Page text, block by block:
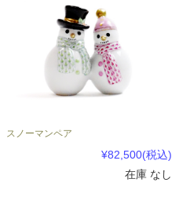
スノーマンペア
¥82,500(税込)
在庫 なし